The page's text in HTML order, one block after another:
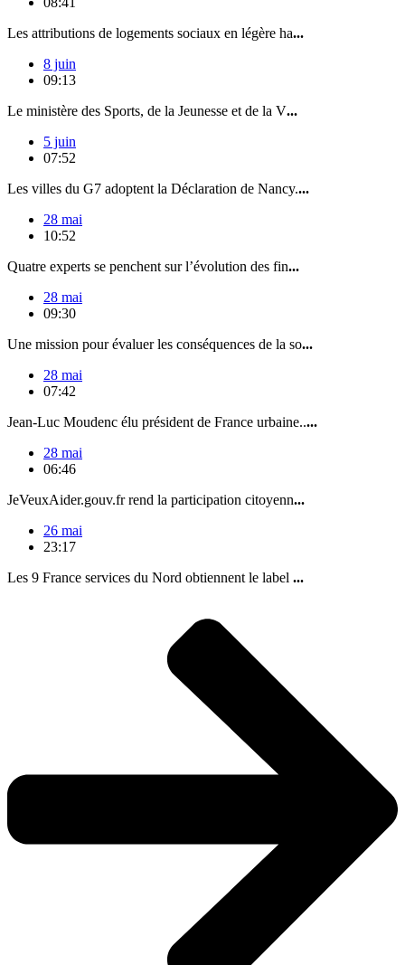
Les attributions de logements sociaux en légère ha...
8 juin
09:13
Le ministère des Sports, de la Jeunesse et de la V...
5 juin
07:52
Les villes du G7 adoptent la Déclaration de Nancy....
28 mai
10:52
Quatre experts se penchent sur l’évolution des fin...
28 mai
09:30
Une mission pour évaluer les conséquences de la so...
28 mai
07:42
Jean-Luc Moudenc élu président de France urbaine.....
28 mai
06:46
JeVeuxAider.gouv.fr rend la participation citoyenn...
26 mai
23:17
Les 9 France services du Nord obtiennent le label ...